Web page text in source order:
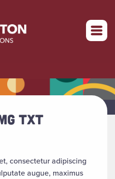
Return to home
TXT
consectetur adipiscing
augue, maximus